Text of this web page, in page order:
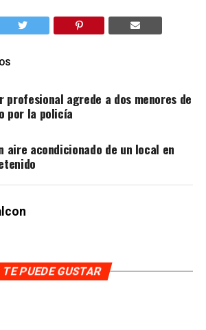
profesional agrede a dos menores de
por la policía
aire acondicionado de un local en
TE PUEDE GUSTAR